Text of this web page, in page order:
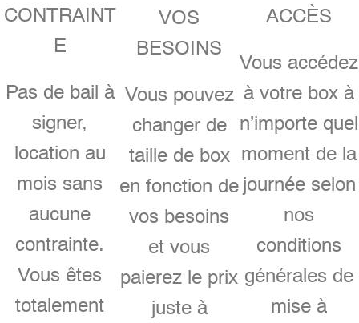
CONTRAINT
E
Pas de bail à
signer,
location au
mois sans
aucune
contrainte.
Vous êtes
totalement
VOS
BESOINS
Vous pouvez
changer de
taille de box
en fonction de
vos besoins
et vous
paierez le prix
juste à
ACCÈS
Vous accédez
à votre box à
n’importe quel
moment de la
journée selon
nos
conditions
générales de
mise à